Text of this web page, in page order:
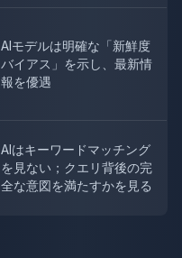
AIモデルは明確な「新鮮度
バイアス」を示し、最新情
報を優遇
AIはキーワードマッチング
を見ない；クエリ背後の完
全な意図を満たすかを見る